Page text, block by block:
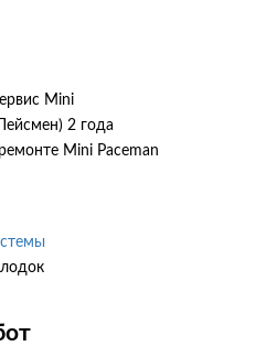
Mini
2 года
Mini Paceman